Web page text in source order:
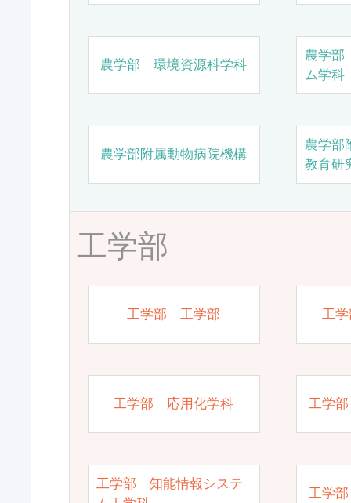
農学部 環境資源科学科
農学
ム学科
農学部附属動物病院機構
農学部
教育研
工学部
工学部 工学部 工
工学部 応用化学科 工学
工学部 知能情報システ
工学